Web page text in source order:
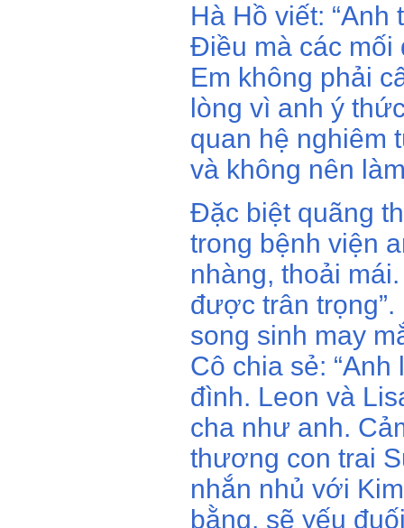
Hà Hồ viết:
Điều mà các mối
Em không phải
lòng vì anh ý
quan hệ nghiêm
và không nên
Đặc biệt quãng
trong bệnh viện
nhàng, thoải
được trân
song sinh may
Cô chia sẻ:
đình. Leon và
cha như anh.
thương con trai
nhắn nhủ với
bằng, sẽ yếu